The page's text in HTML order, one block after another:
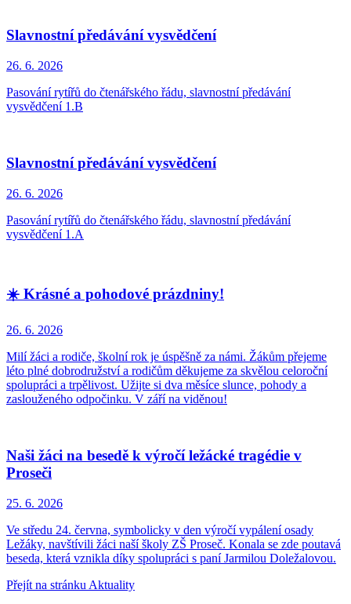
Slavnostní předávání vysvědčení
26. 6. 2026
Pasování rytířů do čtenářského řádu, slavnostní předávání
vysvědčení 1.B
Slavnostní předávání vysvědčení
26. 6. 2026
Pasování rytířů do čtenářského řádu, slavnostní předávání
vysvědčení 1.A
☀️ Krásné a pohodové prázdniny!
26. 6. 2026
Milí žáci a rodiče, školní rok je úspěšně za námi. Žákům přejeme
léto plné dobrodružství a rodičům děkujeme za skvělou celoroční
spolupráci a trpělivost. Užijte si dva měsíce slunce, pohody a
zaslouženého odpočinku. V září na viděnou!
Naši žáci na besedě k výročí ležácké tragédie v
Proseči
25. 6. 2026
Ve středu 24. června, symbolicky v den výročí vypálení osady
Ležáky, navštívili žáci naší školy ZŠ Proseč. Konala se zde poutavá
beseda, která vznikla díky spolupráci s paní Jarmilou Doležalovou.
Přejít na stránku Aktuality